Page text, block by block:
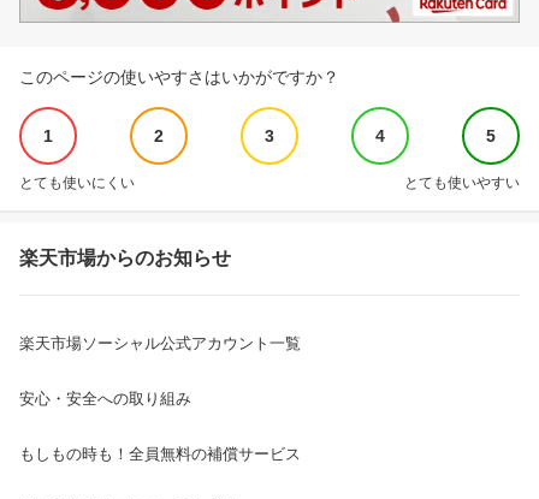
このページの使いやすさはいかがですか？
1 2 3 4 5
とても使いにくい とても使いやすい
楽天市場からのお知らせ
楽天市場ソーシャル公式アカウント一覧
安心・安全への取り組み
もしもの時も！全員無料の補償サービス